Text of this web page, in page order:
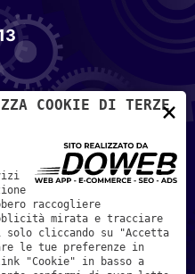
- Terrossa di Roncà, Verona
×
COOKIE DI TERZE
raccogliere
mirata e tracciare
cliccando su "Accetta
le tue preferenze in
"Cookie" in basso a